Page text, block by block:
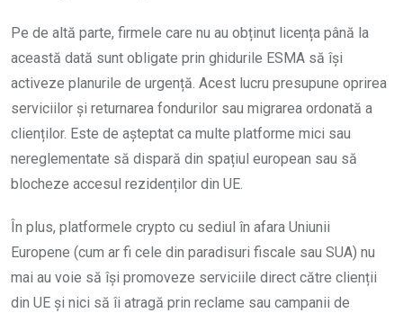
Pe de altă parte, firmele care nu au obținut licența până la
această dată sunt obligate prin ghidurile ESMA să își
activeze planurile de urgență. Acest lucru presupune oprirea
serviciilor și returnarea fondurilor sau migrarea ordonată a
clienților. Este de așteptat ca multe platforme mici sau
nereglementate să dispară din spațiul european sau să
blocheze accesul rezidenților din UE.
În plus, platformele crypto cu sediul în afara Uniunii
Europene (cum ar fi cele din paradisuri fiscale sau SUA) nu
mai au voie să își promoveze serviciile direct către clienții
din UE și nici să îi atragă prin reclame sau campanii de